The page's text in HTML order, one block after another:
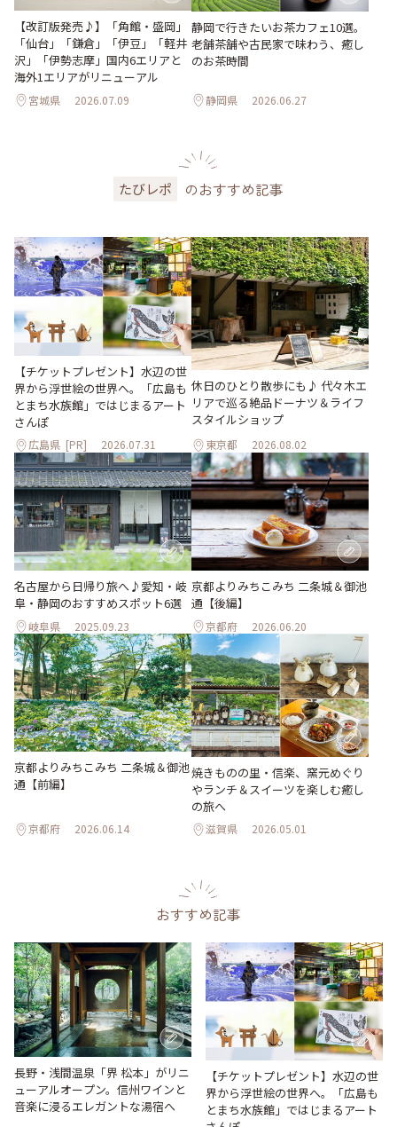
【改訂版発売♪】「角館・盛岡」
「仙台」「鎌倉」「伊豆」「軽井
沢」「伊勢志摩」国内6エリアと
海外1エリアがリニューアル
宮城県 2026.07.09
静岡で行きたいお茶カフェ10選。
老舗茶舗や古民家で味わう、癒し
のお茶時間
静岡県 2026.06.27
たびレポ のおすすめ記事
【チケットプレゼント】水辺の世
界から浮世絵の世界へ。「広島も
とまち水族館」ではじまるアート
さんぽ
広島県 [PR] 2026.07.31
休日のひとり散歩にも♪ 代々木エ
リアで巡る絶品ドーナツ＆ライフ
スタイルショップ
東京都 2026.08.02
名古屋から日帰り旅へ♪愛知・岐
阜・静岡のおすすめスポット6選
岐阜県 2025.09.23
京都よりみちこみち 二条城＆御池
通【後編】
京都府 2026.06.20
京都よりみちこみち 二条城＆御池
通【前編】
京都府 2026.06.14
焼きものの里・信楽、窯元めぐり
やランチ＆スイーツを楽しむ癒し
の旅へ
滋賀県 2026.05.01
おすすめ記事
長野・浅間温泉「界 松本」がリニ
ューアルオープン。信州ワインと
音楽に浸るエレガントな湯宿へ
【チケットプレゼント】水辺の世
界から浮世絵の世界へ。「広島も
とまち水族館」ではじまるアート